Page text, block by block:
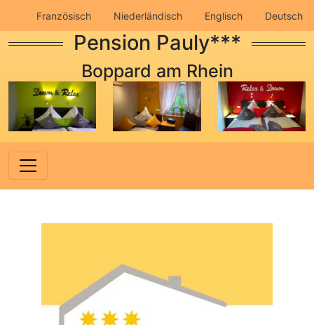
Französisch Niederländisch Englisch Deutsch
Impressum Datenschutz
Pension Pauly***
Boppard am Rhein